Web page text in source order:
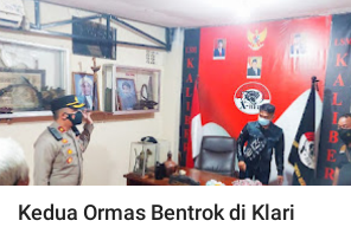
Kedua Ormas Bentrok di Klari